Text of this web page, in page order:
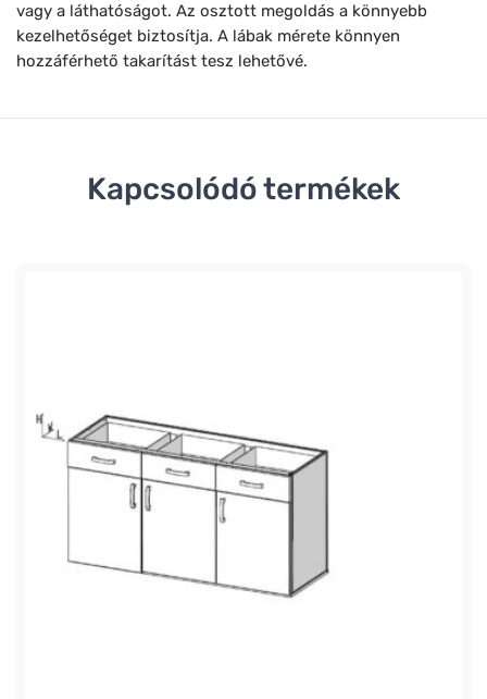
vagy a láthatóságot. Az osztott megoldás a könnyebb
kezelhetőséget biztosítja. A lábak mérete könnyen
hozzáférhető takarítást tesz lehetővé.
Kapcsolódó termékek